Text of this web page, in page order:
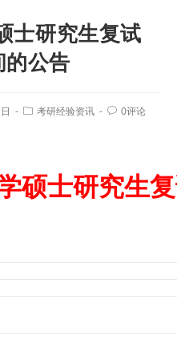
士研究生复试
公告
考研经验资讯 0评论
硕士研究生